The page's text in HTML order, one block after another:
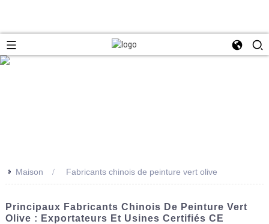
>> Maison Fabricants chinois de peinture vert olive
Principaux Fabricants Chinois De Peinture Vert
Olive : Exportateurs Et Usines Certifiés CE